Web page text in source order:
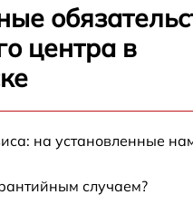
центра в
на установленные
случаем?